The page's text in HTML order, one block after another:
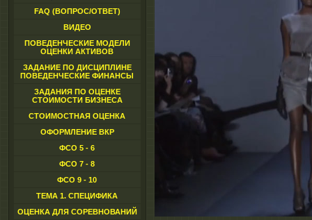
FAQ (ВОПРОС/ОТВЕТ)
ВИДЕО
ПОВЕДЕНЧЕСКИЕ МОДЕЛИ
ОЦЕНКИ АКТИВОВ
ЗАДАНИЕ ПО ДИСЦИПЛИНЕ
ПОВЕДЕНЧЕСКИЕ ФИНАНСЫ
ЗАДАНИЯ ПО ОЦЕНКЕ
СТОИМОСТИ БИЗНЕСА
СТОИМОСТНАЯ ОЦЕНКА
ОФОРМЛЕНИЕ ВКР
ФСО 5 - 6
ФСО 7 - 8
ФСО 9 - 10
ТЕМА 1. СПЕЦИФИКА
ОЦЕНКА ДЛЯ СОРЕВНОВАНИЙ